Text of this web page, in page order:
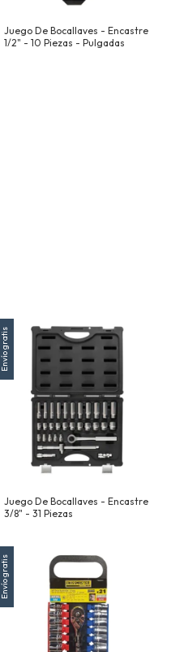
Juego De Bocallaves - Encastre
1/2" - 10 Piezas - Pulgadas
Envío gratis
Juego De Bocallaves - Encastre
3/8" - 31 Piezas
Envío gratis